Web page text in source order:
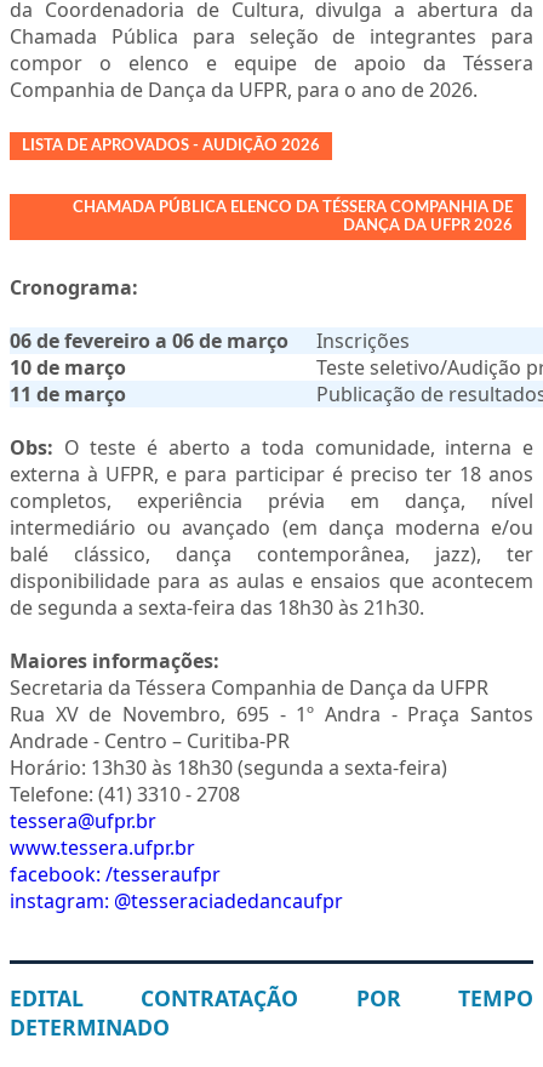
da Coordenadoria de Cultura, divulga a abertura da
Chamada Pública para seleção de integrantes para
compor o elenco e equipe de apoio da Téssera
Companhia de Dança da UFPR, para o ano de 2026.
LISTA DE APROVADOS - AUDIÇÃO 2026
CHAMADA PÚBLICA ELENCO DA TÉSSERA COMPANHIA DE
DANÇA DA UFPR 2026
Cronograma:
06 de fevereiro a 06 de março
Inscrições
10 de março
Teste seletivo/Audição
11 de março
Publicação de
Obs: O teste é aberto a toda comunidade, interna e
externa à UFPR, e para participar é preciso ter 18 anos
completos, experiência prévia em dança, nível
intermediário ou avançado (em dança moderna e/ou
balé clássico, dança contemporânea, jazz), ter
disponibilidade para as aulas e ensaios que acontecem
de segunda a sexta-feira das 18h30 às 21h30.
Maiores informações:
Secretaria da Téssera Companhia de Dança da UFPR
Rua XV de Novembro, 695 - 1º Andra - Praça Santos
Andrade - Centro – Curitiba-PR
Horário: 13h30 às 18h30 (segunda a sexta-feira)
Telefone: (41) 3310 - 2708
tessera@ufpr.br
www.tessera.ufpr.br
facebook: /tesseraufpr
instagram: @tesseraciadedancaufpr
EDITAL CONTRATAÇÃO POR TEMPO
DETERMINADO